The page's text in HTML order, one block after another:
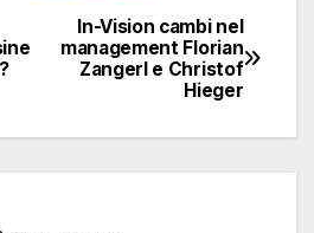
In-Vision cambi nel
management Florian
Zangerl e Christof
Hieger